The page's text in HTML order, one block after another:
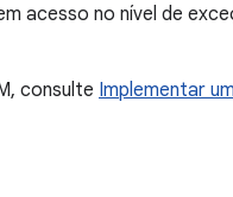
acesso no nível de
consulte Implementar